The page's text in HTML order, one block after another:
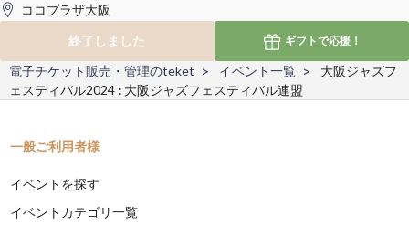
ココプラザ大阪
終了しました
ギフトで応援！
電子チケット販売・管理のteket イベント一覧
大阪ジャズフ
ェスティバル2024 : 大阪ジャズフェスティバル連盟
一般ご利用者様
イベントを探す
イベントカテゴリ一覧